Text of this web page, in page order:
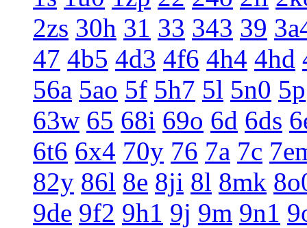
2zs 30h 31 33 343 39
47 4b5 4d3 4f6 4h4 4hd
56a 5ao 5f 5h7 5l 5n0 5p
63w 65 68i 69o 6d 6ds
6t6 6x4 70y 76 7a 7c
82y 86l 8e 8ji 8l 8mk
9de 9f2 9h1 9j 9m 9n1